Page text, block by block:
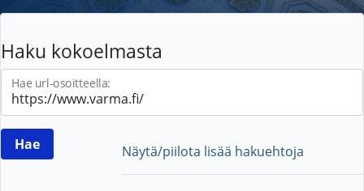
Haku kokoelmasta
Hae url-osoitteella:
Näytä/piilota lisää hakuehtoja